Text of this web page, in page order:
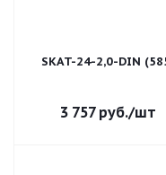
SKAT-24-2,0-DIN
3 757руб./шт